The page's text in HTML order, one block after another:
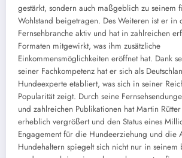
gestärkt, sondern auch maßgeblich zu seinem
Wohlstand beigetragen. Des Weiteren ist er in
Fernsehbranche aktiv und hat in zahlreichen
Formaten mitgewirkt, was ihm zusätzliche
Einkommensmöglichkeiten eröffnet hat. Dank
seiner Fachkompetenz hat er sich als
Hundeexperte etabliert, was sich in seiner
Popularität zeigt. Durch seine
und zahlreichen Publikationen hat Martin
erheblich vergrößert und den Status eines
Engagement für die Hundeerziehung und die
Hundehaltern spiegelt sich nicht nur in seinem